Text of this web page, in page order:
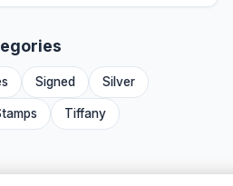
Signed Silver
Tiffany